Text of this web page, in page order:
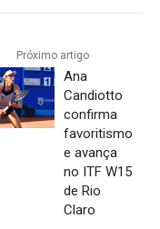
Próximo artigo
Ana
Candiotto
confirma
favoritismo
e avança
no ITF W15
de Rio
Claro